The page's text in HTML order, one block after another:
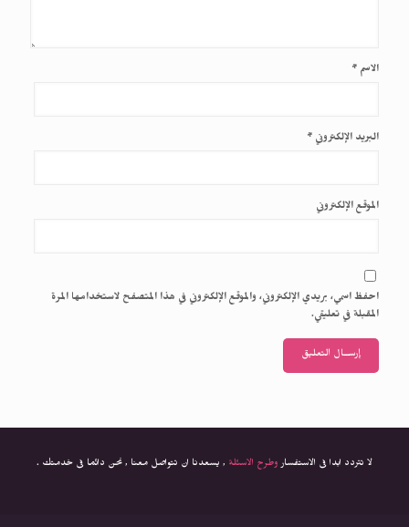
الاسم *
البريد الإلكتروني *
الموقع الإلكتروني
احفظ اسمي، بريدي الإلكتروني، والموقع الإلكتروني في هذا المتصفح لاستخدامها المرة
المقبلة في تعليقي.
لا تتردد ابدا فى الاستفسار وطرح الاسئلة , يسعدنا ان تتواصل معنا , نحن دائما فى خدمتك .